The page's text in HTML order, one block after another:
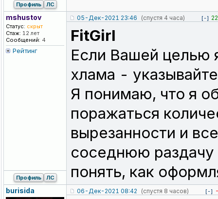
Профиль ЛС
mshustov
Статус: скрыт
Стаж: 12 лет
Сообщений: 4
Рейтинг
05-Дек-2021 23:46 (спустя 4 часа) [-] 22
FitGirl
Если Вашей целью
хлама -
Я понимаю, что я
поражаться
вырезанности и
соседнюю раздачу
понять, как
Профиль ЛС
burisida 06-Дек-2021 08:42 (спустя 8 часов) [-]